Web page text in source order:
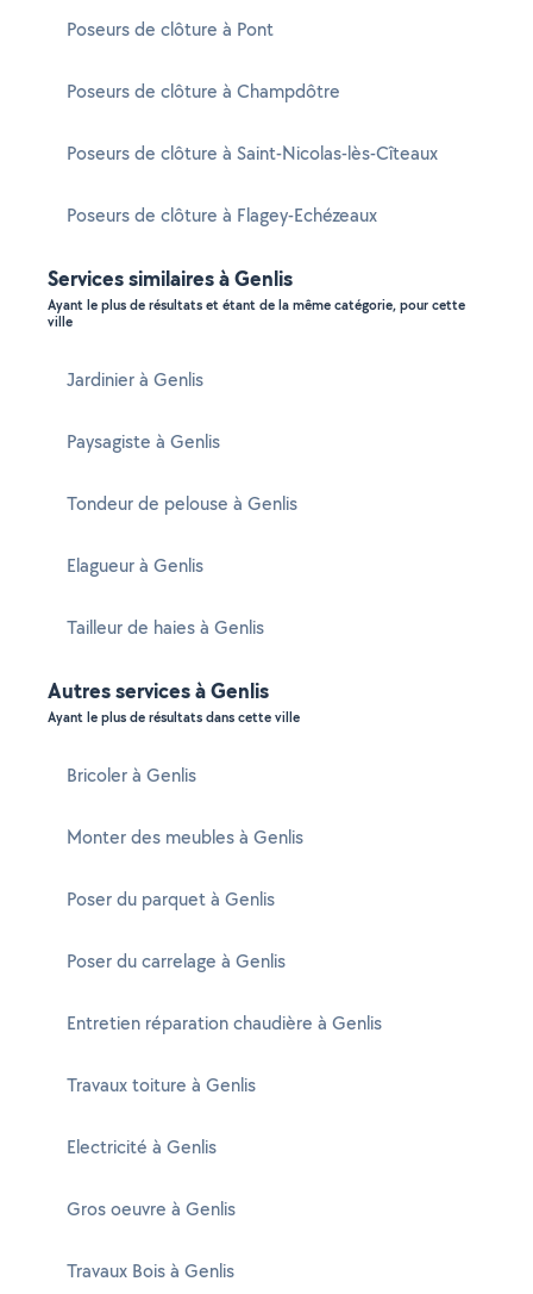
Poseurs de clôture à Pont
Poseurs de clôture à Champdôtre
Poseurs de clôture à Saint-Nicolas-lès-Cîteaux
Poseurs de clôture à Flagey-Echézeaux
Services similaires à Genlis
Ayant le plus de résultats et étant de la même catégorie, pour cette
ville
Jardinier à Genlis
Paysagiste à Genlis
Tondeur de pelouse à Genlis
Elagueur à Genlis
Tailleur de haies à Genlis
Autres services à Genlis
Ayant le plus de résultats dans cette ville
Bricoler à Genlis
Monter des meubles à Genlis
Poser du parquet à Genlis
Poser du carrelage à Genlis
Entretien réparation chaudière à Genlis
Travaux toiture à Genlis
Electricité à Genlis
Gros oeuvre à Genlis
Travaux Bois à Genlis